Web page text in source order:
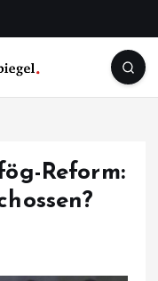
Reform: